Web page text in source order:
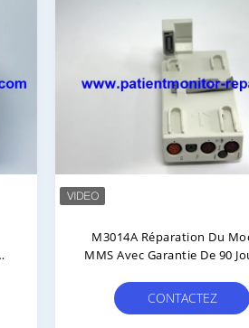
Module De Surveillance
Patient M3000-60003
Excellent État
CONTACTEZ